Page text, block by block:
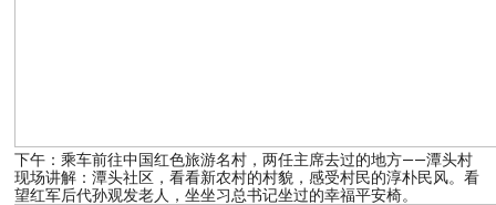
下午：乘车前往中国红色旅游名村，两任主席去过的地方——潭头村
现场讲解：潭头社区，看看新农村的村貌，感受村民的淳朴民风。看
望红军后代孙观发老人，坐坐习总书记坐过的幸福平安椅。